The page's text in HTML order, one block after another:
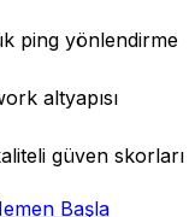
ping yönlendirme
altyapısı
güven skorları
Başla